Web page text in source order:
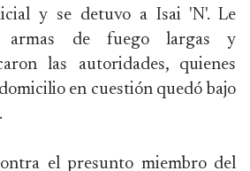
y se detuvo a Isai 'N'. Le
armas de fuego largas y
las autoridades, quienes
en cuestión quedó bajo
el presunto miembro del